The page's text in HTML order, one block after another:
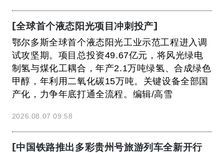
[全球首个液态阳光项目冲刺投产]
鄂尔多斯全球首个液态阳光工业示范工程进入调
试攻坚期。项目总投资49.67亿元，将风光绿电
制氢与煤化工耦合，年产2.1万吨绿氢、合成绿色
甲醇，年利用二氧化碳15万吨。关键设备全部国
产化，力争年底打通全流程。编辑/高雪
2026.08.07 09:58
[中国铁路推出多彩贵州号旅游列车全新开行